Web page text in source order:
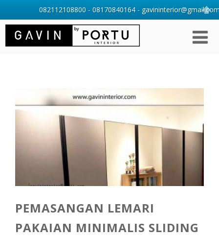
PEMASANGAN LEMARI
PAKAIAN MINIMALIS SLIDING
082112108800 - 08170840164 -